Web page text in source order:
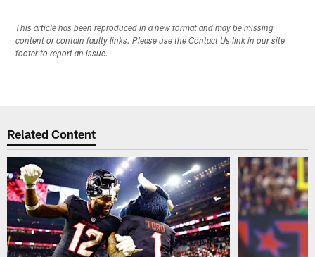
This article has been reproduced in a new format and may be missing
content or contain faulty links. Please use the Contact Us link in our site
footer to report an issue.
Related Content